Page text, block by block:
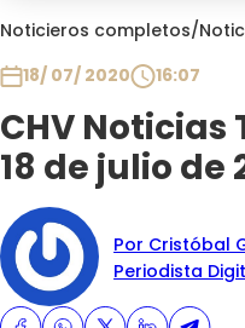
Noticieros completos/
18/ 07/ 2020
16:07
CHV Noticias
18 de julio de
Por Cristóbal
Periodista
Club De La Comedia
Plan Perfecto
El Tiempo
Sabingo
Todos Los